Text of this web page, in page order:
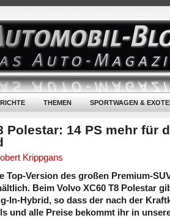
THEMEN SPORTWAGEN &
Polestar: 14 PS mehr für
Krippgans
Top-Version des großen Premium-
Beim Volvo XC60 T8 Polestar
In-Hybrid, so dass der nach der
und alle Preise bekommt ihr in